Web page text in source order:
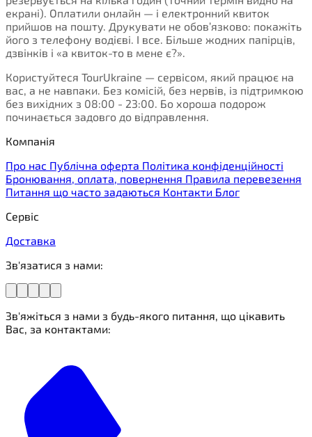
екрані). Оплатили онлайн — і електронний квиток
прийшов на пошту. Друкувати не обов’язково: покажіть
його з телефону водієві. І все. Більше жодних папірців,
дзвінків і «а квиток-то в мене є?».
Користуйтеся TourUkraine — сервісом, який працює на
вас, а не навпаки. Без комісій, без нервів, із підтримкою
без вихідних з 08:00 - 23:00. Бо хороша подорож
починається задовго до відправлення.
Компанія
Про нас Публічна оферта Політика конфіденційності
Бронювання, оплата, повернення Правила перевезення
Питання що часто задаються Контакти Блог
Сервіс
Доставка
Зв'язатися з нами:
Зв'яжіться з нами з будь-якого питання, що цікавить
Вас, за контактами: